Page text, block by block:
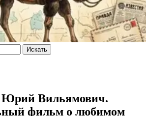
Искать
Юрий Вильямович.
фильм о любимом